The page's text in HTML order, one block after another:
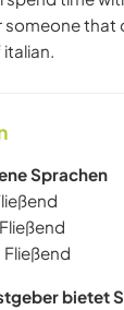
someone that
Sprachen
bietet